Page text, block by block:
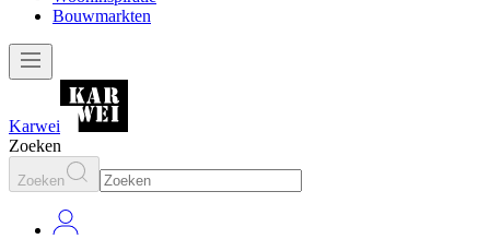
Bouwmarkten
Karwei
Zoeken
Zoeken